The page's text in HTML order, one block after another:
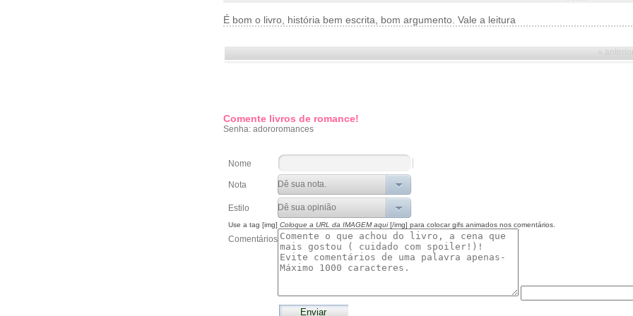
É bom o livro, história bem escrita, bom argumento. Vale a leitura
« anterior
Comente livros de romance!
Senha: adororomances
Nome
Nota
Estilo
Use a tag [img] Coloque a URL da IMAGEM aqui[/img] para colocar gifs animados nos comentários.
Comentários